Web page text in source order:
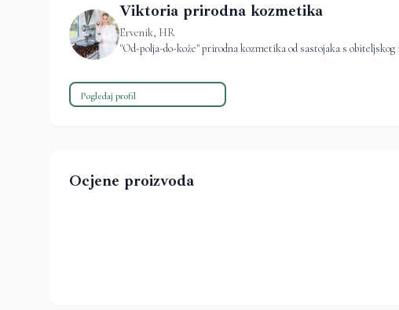
Viktoria prirodna kozmetika
Ervenik, HR
"Od-polja-do-kože" prirodna kozmetika od sastojaka s
Pogledaj profil
Ocjene proizvoda